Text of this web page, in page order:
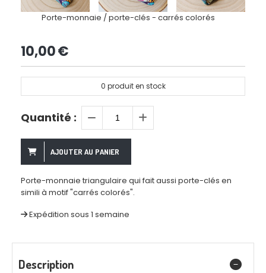
Porte-monnaie / porte-clés - carrés colorés
10,00€
0 produit en stock
Quantité :
AJOUTER AU PANIER
Porte-monnaie triangulaire qui fait aussi porte-clés en
simili à motif "carrés colorés".
Expédition sous 1 semaine
Description